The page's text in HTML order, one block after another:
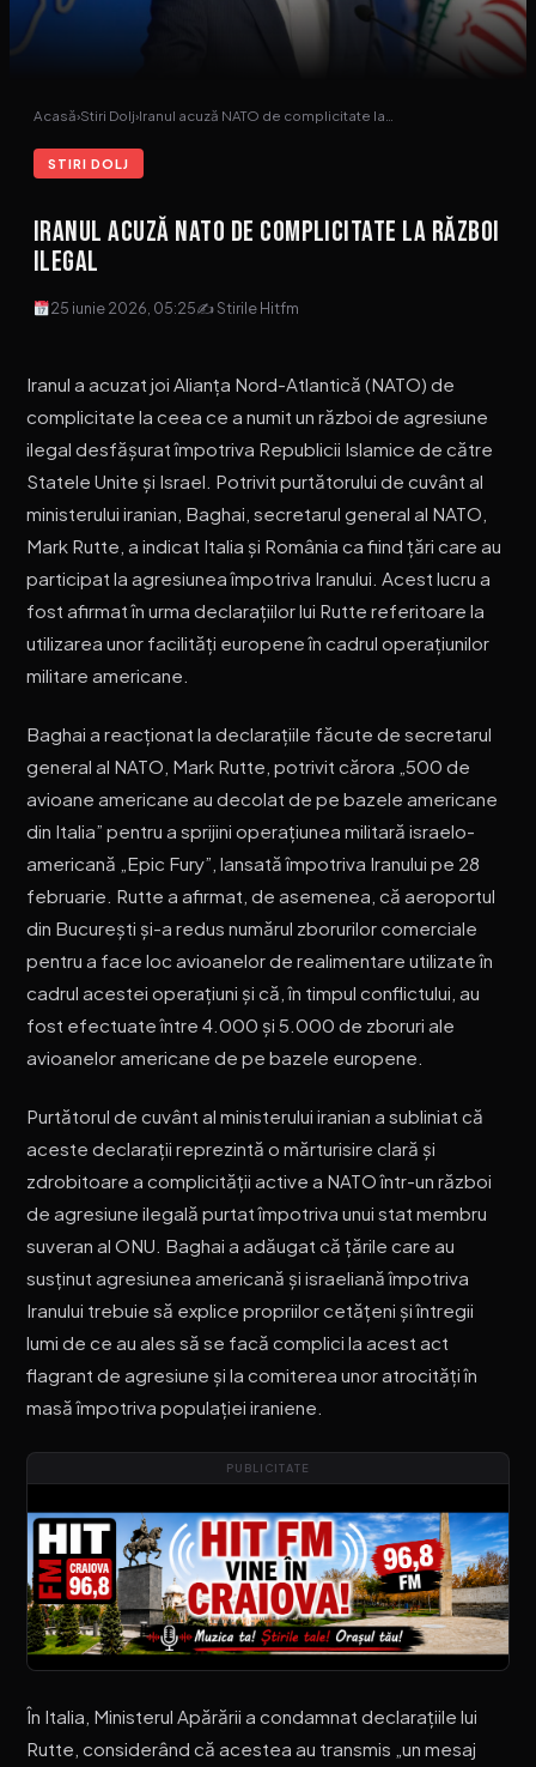
Acasă›Stiri Dolj›Iranul acuză NATO de complicitate la…
STIRI DOLJ
Iranul acuză NATO de complicitate la război
ilegal
25 iunie 2026, 05:25✍ Stirile Hitfm
Iranul a acuzat joi Alianța Nord-Atlantică (NATO) de
complicitate la ceea ce a numit un război de agresiune
ilegal desfășurat împotriva Republicii Islamice de către
Statele Unite și Israel. Potrivit purtătorului de cuvânt al
ministerului iranian, Baghai, secretarul general al NATO,
Mark Rutte, a indicat Italia și România ca fiind țări care au
participat la agresiunea împotriva Iranului. Acest lucru a
fost afirmat în urma declarațiilor lui Rutte referitoare la
utilizarea unor facilități europene în cadrul operațiunilor
militare americane.
Baghai a reacționat la declarațiile făcute de secretarul
general al NATO, Mark Rutte, potrivit cărora „500 de
avioane americane au decolat de pe bazele americane
din Italia” pentru a sprijini operațiunea militară israelo-
americană „Epic Fury”, lansată împotriva Iranului pe 28
februarie. Rutte a afirmat, de asemenea, că aeroportul
din București și-a redus numărul zborurilor comerciale
pentru a face loc avioanelor de realimentare utilizate în
cadrul acestei operațiuni și că, în timpul conflictului, au
fost efectuate între 4.000 și 5.000 de zboruri ale
avioanelor americane de pe bazele europene.
Purtătorul de cuvânt al ministerului iranian a subliniat că
aceste declarații reprezintă o mărturisire clară și
zdrobitoare a complicității active a NATO într-un război
de agresiune ilegală purtat împotriva unui stat membru
suveran al ONU. Baghai a adăugat că țările care au
susținut agresiunea americană și israeliană împotriva
Iranului trebuie să explice propriilor cetățeni și întregii
lumi de ce au ales să se facă complici la acest act
flagrant de agresiune și la comiterea unor atrocități în
masă împotriva populației iraniene.
PUBLICITATE
În Italia, Ministerul Apărării a condamnat declarațiile lui
Rutte, considerând că acestea au transmis „un mesaj